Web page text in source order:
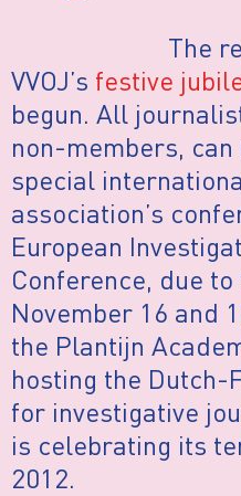
The
VVOJ’s festive
begun. All
non-members,
special
association’s
European
Conference, due
November 16 and
the Plantijn
hosting the Dutch-
for investigative
is celebrating its
2012.